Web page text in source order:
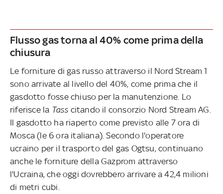
Flusso gas torna al 40% come prima della
chiusura
Le forniture di gas russo attraverso il Nord Stream 1
sono arrivate al livello del 40%, come prima che il
gasdotto fosse chiuso per la manutenzione. Lo
riferisce la Tass citando il consorzio Nord Stream AG.
Il gasdotto ha riaperto come previsto alle 7 ora di
Mosca (le 6 ora italiana). Secondo l'operatore
ucraino per il trasporto del gas Ogtsu, continuano
anche le forniture della Gazprom attraverso
l'Ucraina, che oggi dovrebbero arrivare a 42,4 milioni
di metri cubi.